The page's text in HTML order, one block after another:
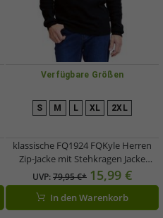
Verfügbare Größen
S M L XL 2XL
klassische FQ1924 FQKyle Herren
Zip-Jacke mit Stehkragen Jacke
21900654-194011 Grau
UVP:79,95 €* 15,99 €
In den Warenkorb